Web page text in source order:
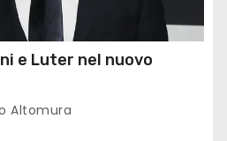
e Luter nel nuovo
Altomura